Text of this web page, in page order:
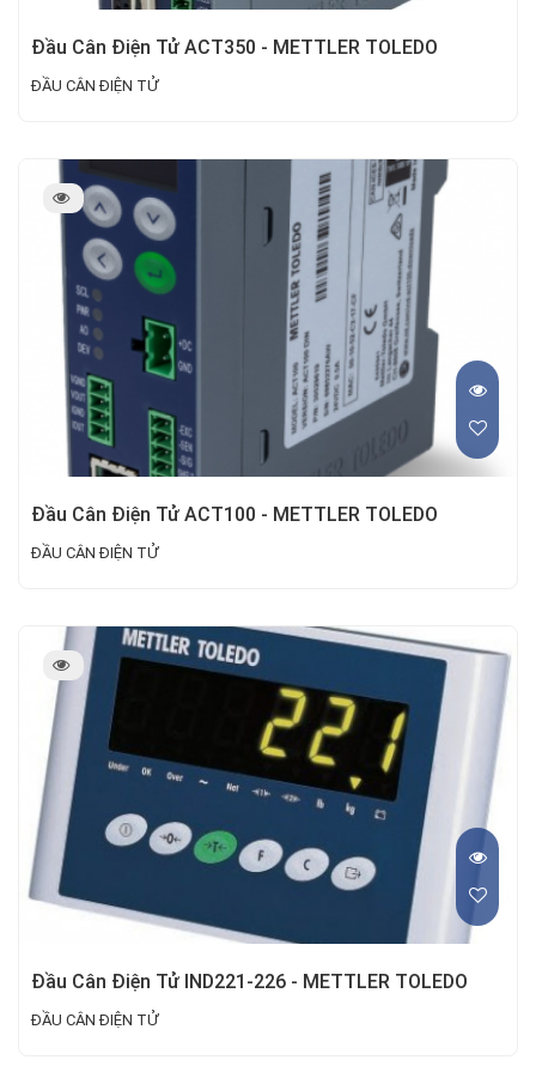
Đầu Cân Điện Tử ACT350 - METTLER TOLEDO
ĐẦU CÂN ĐIỆN TỬ
Đầu Cân Điện Tử ACT100 - METTLER TOLEDO
ĐẦU CÂN ĐIỆN TỬ
Đầu Cân Điện Tử IND221-226 - METTLER TOLEDO
ĐẦU CÂN ĐIỆN TỬ